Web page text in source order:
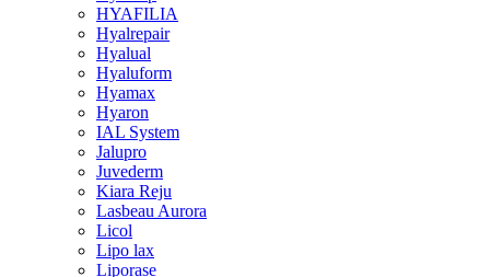
HYAFILIA
Hyalrepair
Hyalual
Hyaluform
Hyamax
Hyaron
IAL System
Jalupro
Juvederm
Kiara Reju
Lasbeau Aurora
Licol
Lipo lax
Liporase